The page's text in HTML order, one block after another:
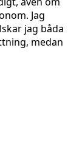
Jag
jag båda
medan